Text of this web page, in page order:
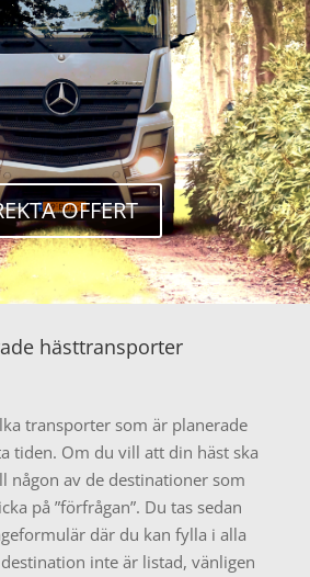
OFFERT
hästtransporter
transporter som är planerade
tiden. Om du vill att din häst ska
någon av de destinationer som
på ”förfrågan”. Du tas sedan
där du kan fylla i alla
inte är listad, vänligen